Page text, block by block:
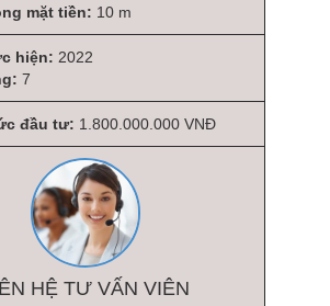
mặt tiền: 10 m
hiện: 2022
7
đầu tư: 1.800.000.000 VNĐ
HỆ TƯ VẤN VIÊN